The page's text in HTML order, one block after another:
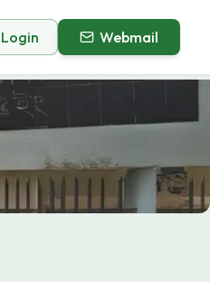
Login Webmail